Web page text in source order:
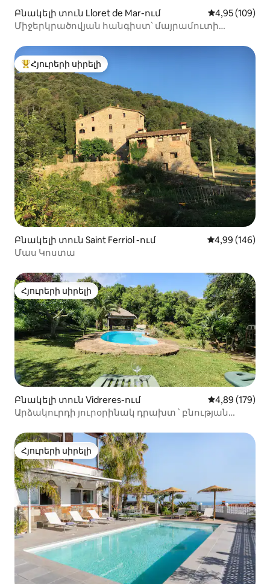
Բնակելի տուն Lloret de Mar-ում Միջին
4,95 (109)
Միջերկրածովյան հանգիստ՝ մայրամուտի
Հյուրերի սիրելի լավագույն տները
Հյուրերի սիրելի
Բնակելի տուն Saint Ferriol -ում Միջին
4,99 (146)
Մաս Կոստա
Հյուրերի սիրելի
Հյուրերի սիրելի
Բնակելի տուն Vidreres-ում Միջին
4,89 (179)
Արձակուրդի յուրօրինակ դրախտ ՝ բնության
Հյուրերի սիրելի
Հյուրերի սիրելի